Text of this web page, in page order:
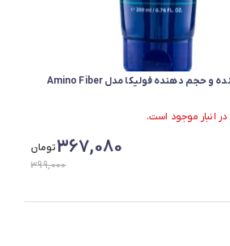
بالم مو نرم کننده و حجم دهنده فولیکا مدل Amino Fiber
367,080تومان
399,000